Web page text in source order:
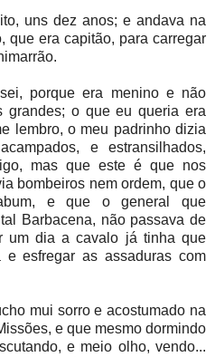
uns dez anos; e andava na
que era capitão, para carregar
porque era menino e não
grandes; o que eu queria era
lembro, o meu padrinho dizia
e estransilhados,
mas que este é que nos
bombeiros nem ordem, que o
e que o general que
Barbacena, não passava de
um dia a cavalo já tinha que
e esfregar as assaduras com
mui sorro e acostumado na
e que mesmo dormindo
e meio olho, vendo...